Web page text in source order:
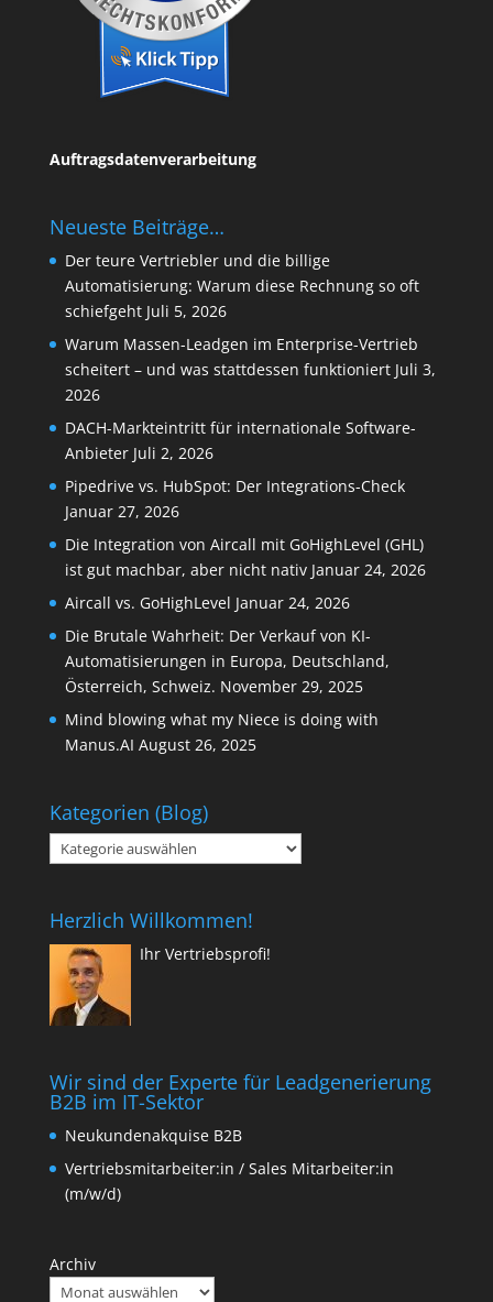
Auftragsdatenverarbeitung
Neueste Beiträge…
Der teure Vertriebler und die billige
Automatisierung: Warum diese Rechnung so oft
schiefgeht Juli 5, 2026
Warum Massen-Leadgen im Enterprise-Vertrieb
scheitert – und was stattdessen funktioniert Juli 3,
2026
DACH-Markteintritt für internationale Software-
Anbieter Juli 2, 2026
Pipedrive vs. HubSpot: Der Integrations-Check
Januar 27, 2026
Die Integration von Aircall mit GoHighLevel (GHL)
ist gut machbar, aber nicht nativ Januar 24, 2026
Aircall vs. GoHighLevel Januar 24, 2026
Die Brutale Wahrheit: Der Verkauf von KI-
Automatisierungen in Europa, Deutschland,
Österreich, Schweiz. November 29, 2025
Mind blowing what my Niece is doing with
Manus.AI August 26, 2025
Kategorien (Blog)
Kategorien
(Blog)
Herzlich Willkommen!
Ihr Vertriebsprofi!
Wir sind der Experte für Leadgenerierung
B2B im IT-Sektor
Neukundenakquise B2B
Vertriebsmitarbeiter:in / Sales Mitarbeiter:in
(m/w/d)
Archiv